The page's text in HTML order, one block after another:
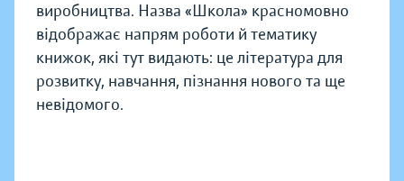
виробництва. Назва «Школа» красномовно
відображає напрям роботи й тематику
книжок, які тут видають: це література для
розвитку, навчання, пізнання нового та ще
невідомого.